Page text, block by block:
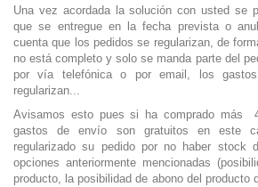
Una vez acordada la solución con usted se
que se entregue en la fecha prevista o
cuenta que los pedidos se regularizan, de
no está completo y solo se manda parte del
por vía telefónica o por email, los
regularizan...
Avisamos esto pues si ha comprado más
gastos de envío son gratuitos en este
regularizado su pedido por no haber stock
opciones anteriormente mencionadas (
producto, la posibilidad de abono del producto